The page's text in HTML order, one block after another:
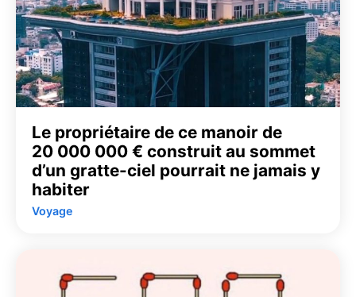
Le propriétaire de ce manoir de
20 000 000 € construit au sommet
d’un gratte-ciel pourrait ne jamais y
habiter
Voyage